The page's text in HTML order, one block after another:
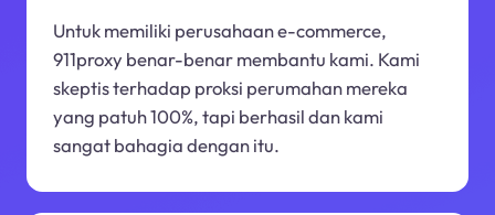
Untuk memiliki perusahaan e-commerce,
911proxy benar-benar membantu kami. Kami
skeptis terhadap proksi perumahan mereka
yang patuh 100%, tapi berhasil dan kami
sangat bahagia dengan itu.